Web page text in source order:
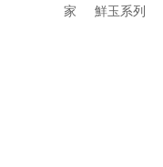
家 鮮玉系列